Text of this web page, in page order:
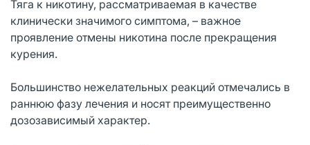
Тяга к никотину, рассматриваемая в качестве
клинически значимого симптома, – важное
проявление отмены никотина после прекращения
курения.
Большинство нежелательных реакций отмечались в
раннюю фазу лечения и носят преимущественно
дозозависимый характер.